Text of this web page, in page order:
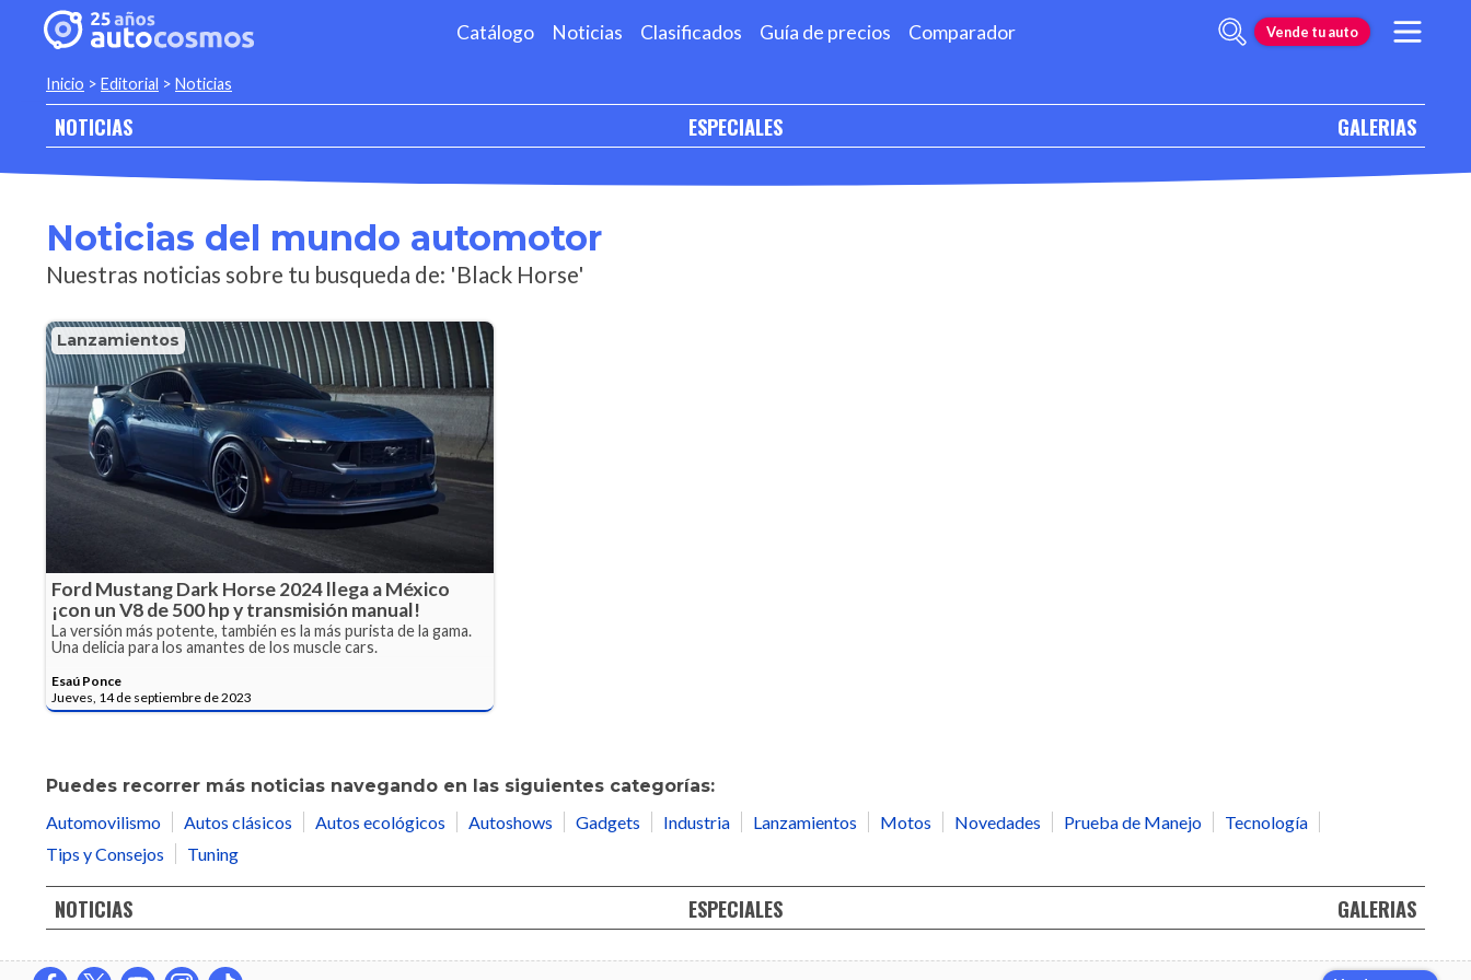
Catálogo Noticias Clasificados Guía de precios Comparador Vende tu auto
Inicio > Editorial > Noticias
NOTICIAS ESPECIALES GALERIAS
Noticias del mundo automotor
Nuestras noticias sobre tu busqueda de: 'Black Horse'
Lanzamientos
Ford Mustang Dark Horse 2024 llega a México
¡con un V8 de 500 hp y transmisión manual!
La versión más potente, también es la más purista de la gama.
Una delicia para los amantes de los muscle cars.
Esaú Ponce
Jueves, 14 de septiembre de 2023
Puedes recorrer más noticias navegando en las siguientes categorías:
Automovilismo
Autos clásicos Autos ecológicos Autoshows Gadgets Industria Lanzamientos Motos Novedades Prueba de Manejo
Tecnología
Tips y Consejos
Tuning
NOTICIAS ESPECIALES GALERIAS